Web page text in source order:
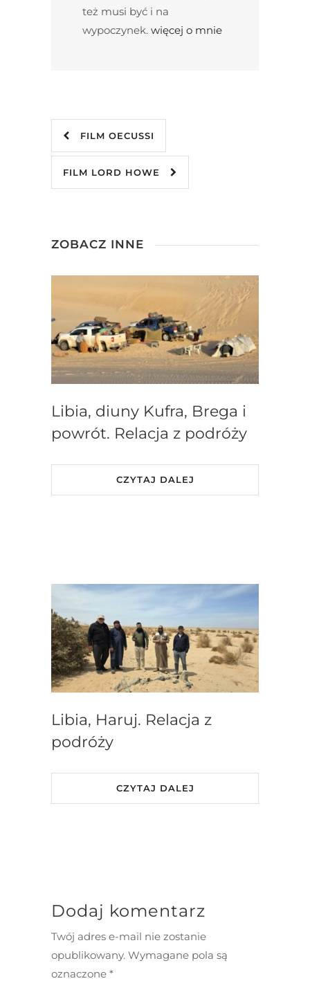
też musi być i na
wypoczynek. więcej o mnie
FILM OECUSSI
FILM LORD HOWE
ZOBACZ INNE
Libia, diuny Kufra, Brega i
powrót. Relacja z podróży
CZYTAJ DALEJ
Libia, Haruj. Relacja z
podróży
CZYTAJ DALEJ
Dodaj komentarz
Twój adres e-mail nie zostanie
opublikowany. Wymagane pola są
oznaczone *